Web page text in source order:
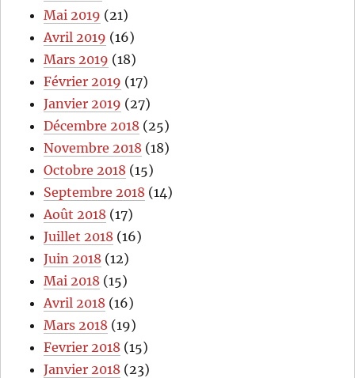
Mai 2019 (21)
Avril 2019 (16)
Mars 2019 (18)
Février 2019 (17)
Janvier 2019 (27)
Décembre 2018 (25)
Novembre 2018 (18)
Octobre 2018 (15)
Septembre 2018 (14)
Août 2018 (17)
Juillet 2018 (16)
Juin 2018 (12)
Mai 2018 (15)
Avril 2018 (16)
Mars 2018 (19)
Fevrier 2018 (15)
Janvier 2018 (23)